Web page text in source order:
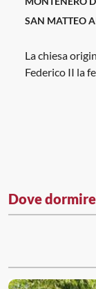
SAN MATTEO
La chiesa
Federico II la
Dove dormire